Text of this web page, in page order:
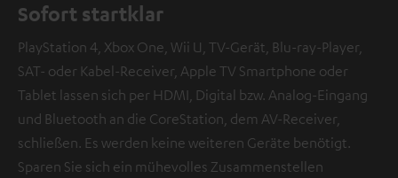
Sofort startklar
PlayStation 4, Xbox One, Wii U, TV-Gerät, Blu-ray-Player,
SAT- oder Kabel-Receiver, Apple TV Smartphone oder
Tablet lassen sich per HDMI, Digital bzw. Analog-Eingang
und Bluetooth an die CoreStation, dem AV-Receiver,
schließen. Es werden keine weiteren Geräte benötigt.
Sparen Sie sich ein mühevolles Zusammenstellen